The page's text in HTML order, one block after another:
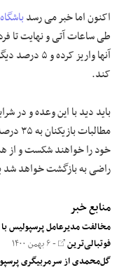
اکنون اما خبر می رسد
آنها واریز
کند.
خود را خواهند شکست و از
راضی به بازگشت خواهد شد
منابع خبر
مخالفت مدیرعامل پرسپولیس
فوتبالی‌ترین - ۶ بهمن ۱۴۰۰
گل‌محمدی از سرمربیگری